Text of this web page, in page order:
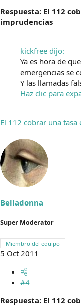
Respuesta: El 112
imprudencias
kickfree dijo:
Ya es hora de
emergencias se
Y las llamadas
Haz clic para
El 112 cobrar una tasa
Belladonna
Super Moderator
Miembro del equipo
5 Oct 2011
#4
Respuesta: El 112